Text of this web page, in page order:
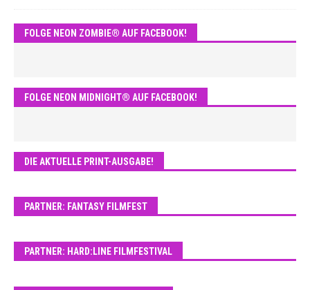
FOLGE NEON ZOMBIE® AUF FACEBOOK!
FOLGE NEON MIDNIGHT® AUF FACEBOOK!
DIE AKTUELLE PRINT-AUSGABE!
PARTNER: FANTASY FILMFEST
PARTNER: HARD:LINE FILMFESTIVAL